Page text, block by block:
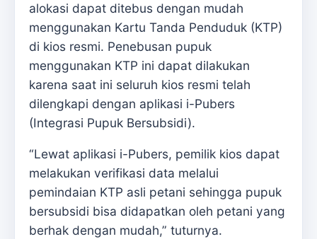
alokasi dapat ditebus dengan mudah
menggunakan Kartu Tanda Penduduk (KTP)
di kios resmi. Penebusan pupuk
menggunakan KTP ini dapat dilakukan
karena saat ini seluruh kios resmi telah
dilengkapi dengan aplikasi i-Pubers
(Integrasi Pupuk Bersubsidi).
“Lewat aplikasi i-Pubers, pemilik kios dapat
melakukan verifikasi data melalui
pemindaian KTP asli petani sehingga pupuk
bersubsidi bisa didapatkan oleh petani yang
berhak dengan mudah,” tuturnya.